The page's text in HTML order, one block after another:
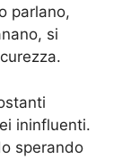
parlano,
si
ininfluenti.
sperando